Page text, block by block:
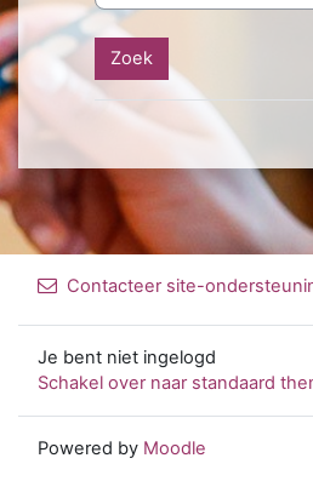
Contacteer site-
Je bent niet ingelogd
Schakel over naar standaard
Powered by Moodle